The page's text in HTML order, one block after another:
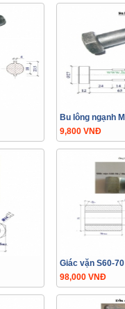
Bu lông ngạnh
9,800 VNĐ
Giác vặn S60-70
98,000 VNĐ